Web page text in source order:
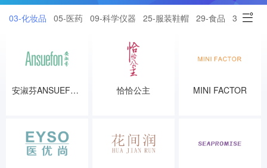
03-化妆品 05-医药 09-科学仪器 25-服装鞋帽 29-食品 30-小食
安淑芬ANSUEFON 恰恰公主 MINI FACTOR